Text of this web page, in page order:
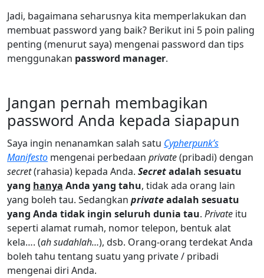
Jadi, bagaimana seharusnya kita memperlakukan dan
membuat password yang baik? Berikut ini 5 poin paling
penting (menurut saya) mengenai password dan tips
menggunakan password manager.
Jangan pernah membagikan
password Anda kepada siapapun
Saya ingin nenanamkan salah satu Cypherpunk’s
Manifesto mengenai perbedaan private(pribadi) dengan
secret(rahasia) kepada Anda. Secretadalah sesuatu
yang hanya Anda yang tahu, tidak ada orang lain
yang boleh tau. Sedangkan privateadalah sesuatu
yang Anda tidak ingin seluruh dunia tau. Private itu
seperti alamat rumah, nomor telepon, bentuk alat
kela…. (ah sudahlah…), dsb. Orang-orang terdekat Anda
boleh tahu tentang suatu yang private / pribadi
mengenai diri Anda.